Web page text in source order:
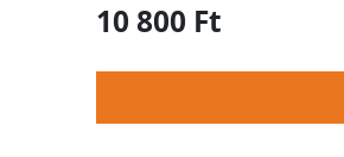
10 800 Ft